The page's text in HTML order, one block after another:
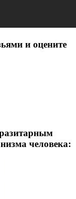
и оцените
человека: